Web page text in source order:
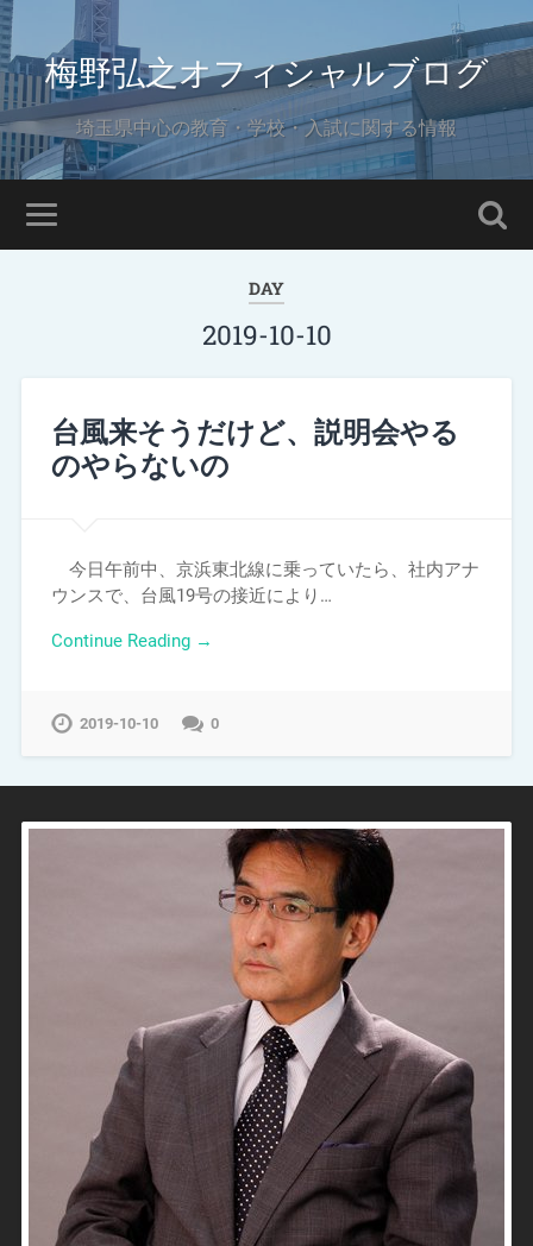
梅野弘之オフィシャルブログ
埼玉県中心の教育・学校・入試に関する情報
DAY
2019-10-10
台風来そうだけど、説明会やる
のやらないの
今日午前中、京浜東北線に乗っていたら、社内アナ
ウンスで、台風19号の接近により…
Continue Reading →
2019-10-10 0